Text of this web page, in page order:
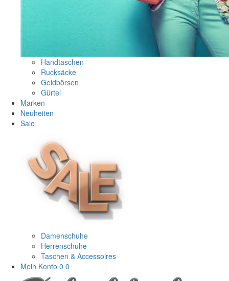
Handtaschen
Rucksäcke
Geldbörsen
Gürtel
Marken
Neuheiten
Sale
Damenschuhe
Herrenschuhe
Taschen & Accessoires
Mein Konto 0 0